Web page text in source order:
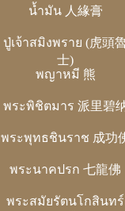
น้ำมัน 人緣膏
ปู่เจ้าสมิงพราย (虎頭
士)
พญาหมี 熊
พระพิชิตมาร 派里碧
พระพุทธชินราช 成功
พระนาคปรก 七龍佛
พระสมัยรัตนโกสินทร์